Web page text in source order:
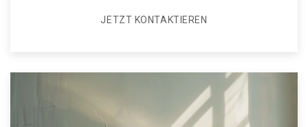
JETZT KONTAKTIEREN